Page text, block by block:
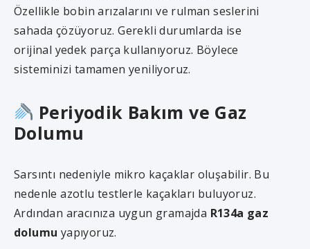
Özellikle bobin arızalarını ve rulman seslerini
sahada çözüyoruz. Gerekli durumlarda ise
orijinal yedek parça kullanıyoruz. Böylece
sisteminizi tamamen yeniliyoruz.
Periyodik Bakım ve Gaz
Dolumu
Sarsıntı nedeniyle mikro kaçaklar oluşabilir. Bu
nedenle azotlu testlerle kaçakları buluyoruz.
Ardından aracınıza uygun gramajda R134a gaz
dolumu yapıyoruz.